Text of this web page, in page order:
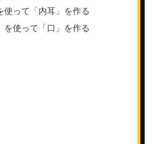
使って「内耳」を作る
を使って「口」を作る